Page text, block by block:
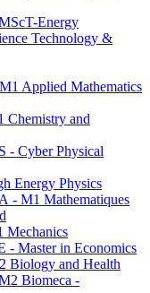
Energy
Technology &
Applied Mathematics
and
- Cyber Physical
Energy Physics
- M1 Mathematiques
Master in Economics
Biology and Health
Biomeca -